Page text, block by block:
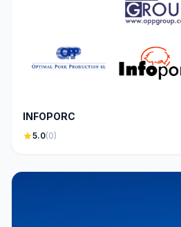
INFOPORC
star5.0(0)